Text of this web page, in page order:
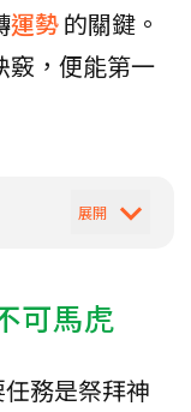
運勢的關鍵。
竅，便能第一
可馬虎
務是祭拜神